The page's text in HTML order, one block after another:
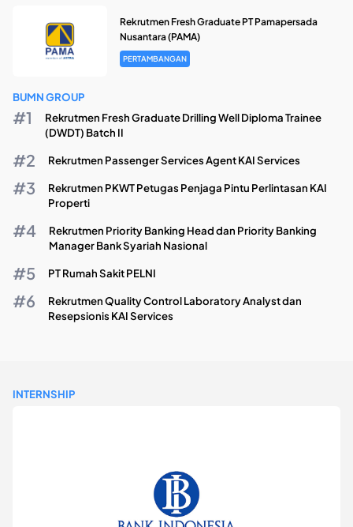
Rekrutmen Fresh Graduate PT Pamapersada
Nusantara (PAMA)
PERTAMBANGAN
BUMN GROUP
Rekrutmen Fresh Graduate Drilling Well Diploma Trainee
(DWDT) Batch II
Rekrutmen Passenger Services Agent KAI Services
Rekrutmen PKWT Petugas Penjaga Pintu Perlintasan KAI
Properti
Rekrutmen Priority Banking Head dan Priority Banking
Manager Bank Syariah Nasional
PT Rumah Sakit PELNI
Rekrutmen Quality Control Laboratory Analyst dan
Resepsionis KAI Services
INTERNSHIP